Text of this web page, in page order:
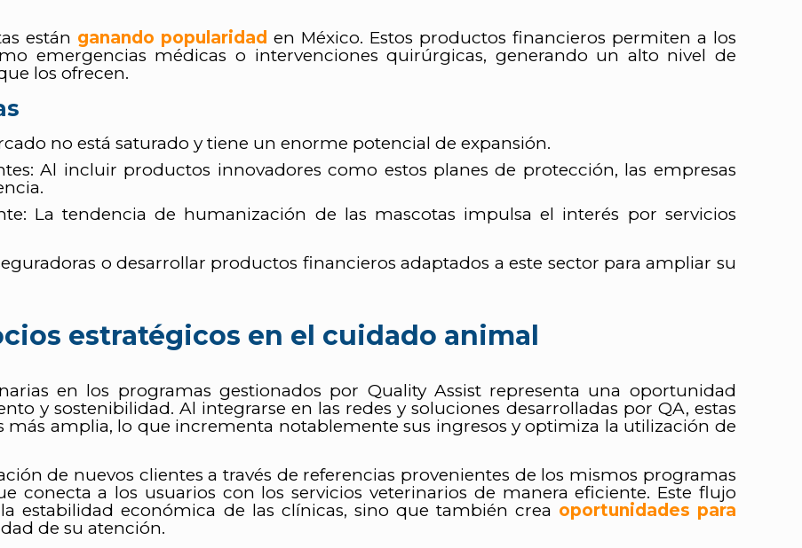
están ganando popularidad en México. Estos productos financieros permiten a los
emergencias médicas o intervenciones quirúrgicas, generando un alto nivel de
los ofrecen.
no está saturado y tiene un enorme potencial de expansión.
Al incluir productos innovadores como estos planes de protección, las empresas
La tendencia de humanización de las mascotas impulsa el interés por servicios
o desarrollar productos financieros adaptados a este sector para ampliar su
estratégicos en el cuidado animal
en los programas gestionados por Quality Assist representa una oportunidad
y sostenibilidad. Al integrarse en las redes y soluciones desarrolladas por QA, estas
más amplia, lo que incrementa notablemente sus ingresos y optimiza la utilización de
de nuevos clientes a través de referencias provenientes de los mismos programas
conecta a los usuarios con los servicios veterinarios de manera eficiente. Este flujo
estabilidad económica de las clínicas, sino que también crea oportunidades para
de su atención.